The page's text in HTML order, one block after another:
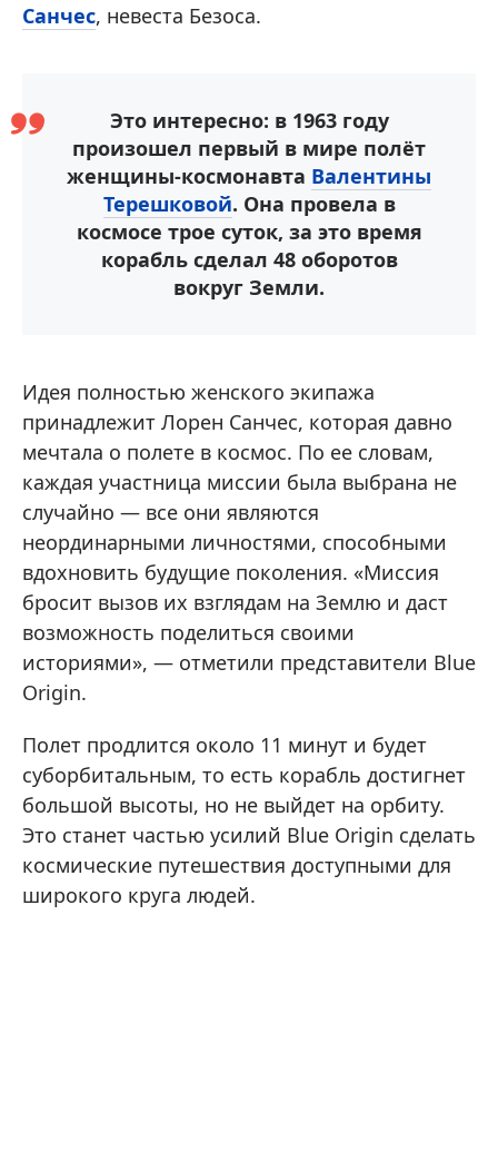
Санчес, невеста Безоса.
Это интересно: в 1963 году
произошел первый в мире полёт
женщины-космонавта Валентины
Терешковой. Она провела в
космосе трое суток, за это время
корабль сделал 48 оборотов
вокруг Земли.
Идея полностью женского экипажа
принадлежит Лорен Санчес, которая давно
мечтала о полете в космос. По ее словам,
каждая участница миссии была выбрана не
случайно — все они являются
неординарными личностями, способными
вдохновить будущие поколения. «Миссия
бросит вызов их взглядам на Землю и даст
возможность поделиться своими
историями», — отметили представители Blue
Origin.
Полет продлится около 11 минут и будет
суборбитальным, то есть корабль достигнет
большой высоты, но не выйдет на орбиту.
Это станет частью усилий Blue Origin сделать
космические путешествия доступными для
широкого круга людей.